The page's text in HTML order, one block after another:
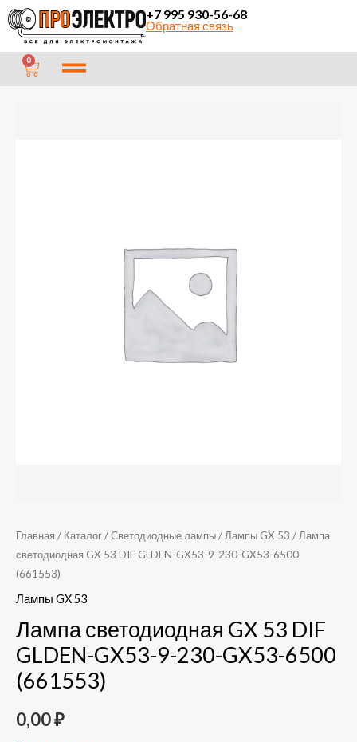
Перейти
содержимому
+7 995 930-56-68
Обратная связь
0 CART
Главная / Каталог/Светодиодные лампы/ Лампы GX 53 / Лампа
светодиодная GX 53 DIF GLDEN-GX53-9-230-GX53-6500
(661553)
Лампы GX 53
Лампа светодиодная GX 53 DIF
GLDEN-GX53-9-230-GX53-6500
(661553)
0,00₽